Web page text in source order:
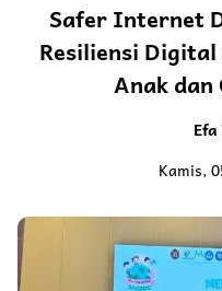
Safer Internet
Resiliensi Digital
Anak dan
Kamis,